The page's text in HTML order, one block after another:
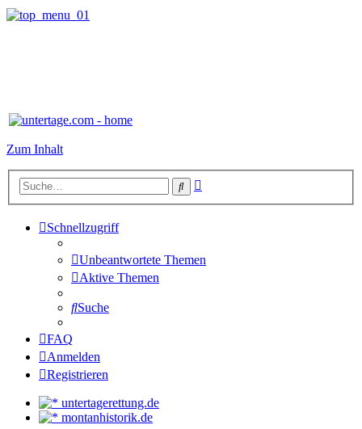
Zum Inhalt
Suche
Schnellzugriff
Unbeantwortete Themen
Aktive Themen
Suche
FAQ
Anmelden
Registrieren
untertagerettung.de
montanhistorik.de